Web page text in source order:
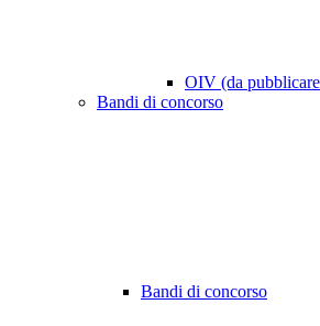
OIV (da
Bandi di concorso
Bandi di concorso